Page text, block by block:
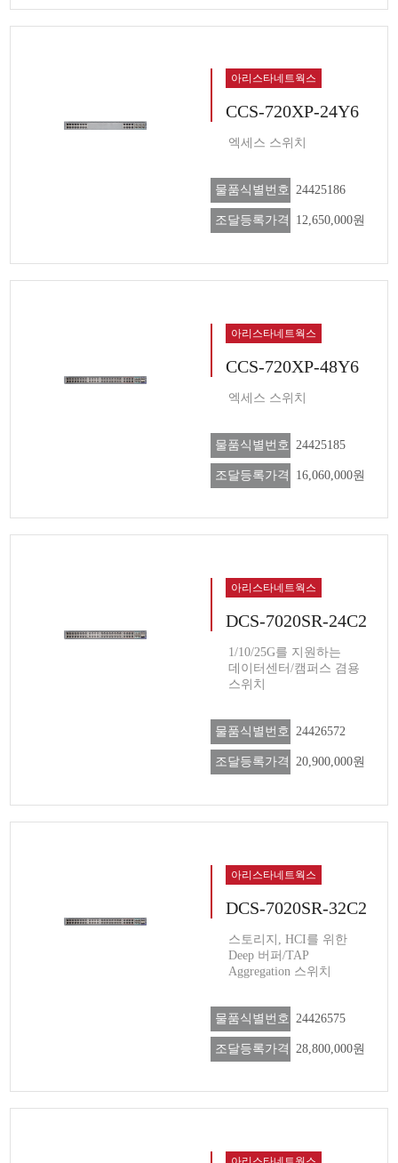
아리스타네트웍스
CCS-720XP-24Y6
엑세스 스위치
물품식별번호 24425186
조달등록가격 12,650,000원
아리스타네트웍스
CCS-720XP-48Y6
엑세스 스위치
물품식별번호 24425185
조달등록가격 16,060,000원
아리스타네트웍스
DCS-7020SR-24C2
1/10/25G를 지원하는
데이터센터/캠퍼스 겸용
스위치
물품식별번호 24426572
조달등록가격 20,900,000원
아리스타네트웍스
DCS-7020SR-32C2
스토리지, HCI를 위한
Deep 버퍼/TAP
Aggregation 스위치
물품식별번호 24426575
조달등록가격 28,800,000원